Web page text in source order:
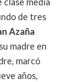
de tres
Azaña
madre en
marcó
años,